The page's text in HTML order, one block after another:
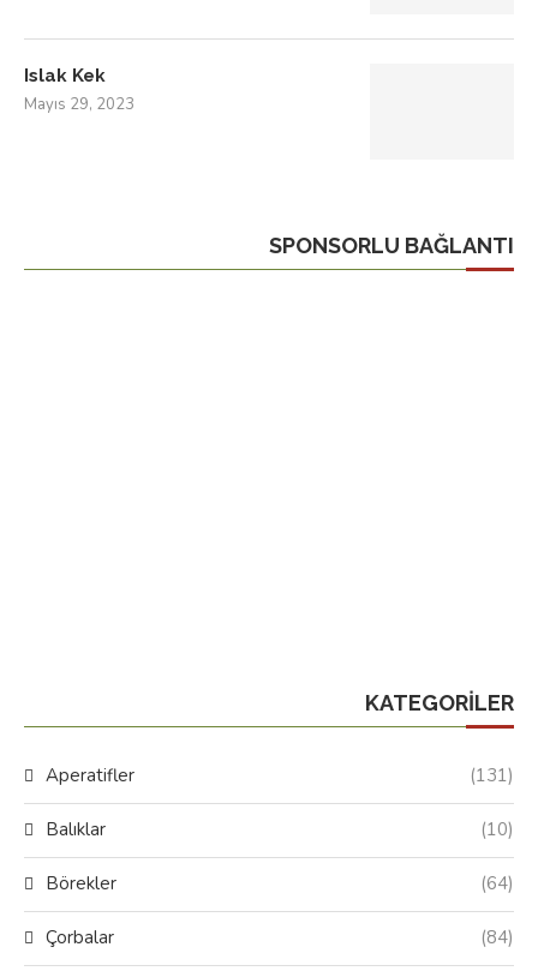
Islak Kek
Mayıs 29, 2023
SPONSORLU BAĞLANTI
KATEGORILER
Aperatifler (131)
Balıklar (10)
Börekler (64)
Çorbalar (84)